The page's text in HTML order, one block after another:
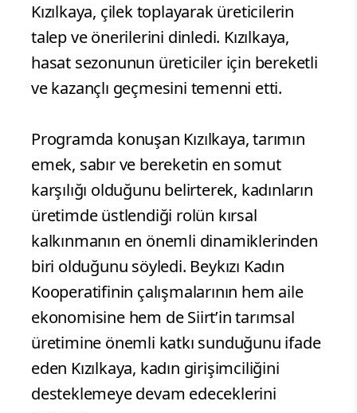
Kızılkaya, çilek toplayarak üreticilerin
talep ve önerilerini dinledi. Kızılkaya,
hasat sezonunun üreticiler için bereketli
ve kazançlı geçmesini temenni etti.
Programda konuşan Kızılkaya, tarımın
emek, sabır ve bereketin en somut
karşılığı olduğunu belirterek, kadınların
üretimde üstlendiği rolün kırsal
kalkınmanın en önemli dinamiklerinden
biri olduğunu söyledi. Beykızı Kadın
Kooperatifinin çalışmalarının hem aile
ekonomisine hem de Siirt’in tarımsal
üretimine önemli katkı sunduğunu ifade
eden Kızılkaya, kadın girişimciliğini
desteklemeye devam edeceklerini